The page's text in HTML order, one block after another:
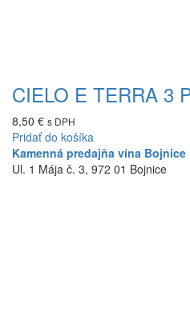
CIELO E TERRA 3
8,50 € s DPH
Pridať do košíka
Kamenná predajňa vína Bojnice
Ul. 1 Mája č. 3, 972 01 Bojnice